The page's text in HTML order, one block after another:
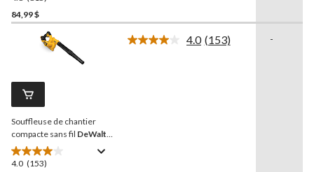
étoile(s)
sur
84,99 $
Souffleuse de chantier
compacte sans fil DeWalt
20 V Max, outil seulement
4.0 (153)
4.0
4.0 Lire
(153) -